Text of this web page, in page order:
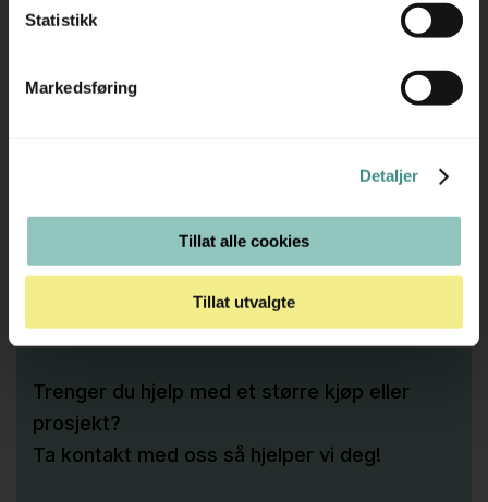
Statistikk
Markedsføring
Detaljer
Tillat alle cookies
Tillat utvalgte
utviklet for å skape effektive og komfortable
arbeidsplasser, og de tilbyr løsninger som både er tidløse
og robuste. EFG er et naturlig valg for deg som ønsker
møbler som kombinerer estetikk, funksjonalitet og lang
Trenger du hjelp med et større kjøp eller
prosjekt?
Ta kontakt med oss så hjelper vi deg!